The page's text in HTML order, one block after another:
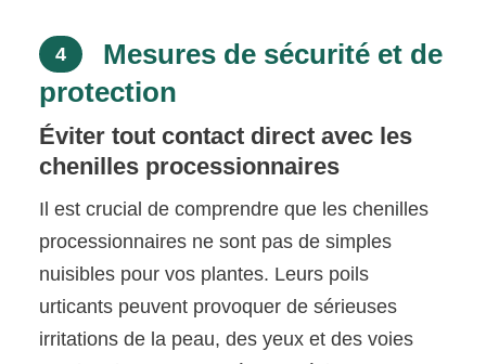
4
Mesures de sécurité et de
protection
Éviter tout contact direct avec les
chenilles processionnaires
Il est crucial de comprendre que les chenilles
processionnaires ne sont pas de simples
nuisibles pour vos plantes. Leurs poils
urticants peuvent provoquer de sérieuses
irritations de la peau, des yeux et des voies